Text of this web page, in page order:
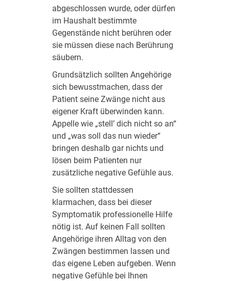
abgeschlossen wurde, oder dürfen
im Haushalt bestimmte
Gegenstände nicht berühren oder
sie müssen diese nach Berührung
säubern.
Grundsätzlich sollten Angehörige
sich bewusstmachen, dass der
Patient seine Zwänge nicht aus
eigener Kraft überwinden kann.
Appelle wie „stell’ dich nicht so an“
und „was soll das nun wieder“
bringen deshalb gar nichts und
lösen beim Patienten nur
zusätzliche negative Gefühle aus.
Sie sollten stattdessen
klarmachen, dass bei dieser
Symptomatik professionelle Hilfe
nötig ist. Auf keinen Fall sollten
Angehörige ihren Alltag von den
Zwängen bestimmen lassen und
das eigene Leben aufgeben. Wenn
negative Gefühle bei Ihnen